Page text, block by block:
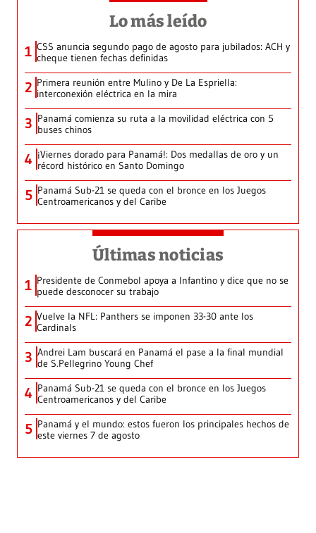
Lo más leído
1 CSS anuncia segundo pago de agosto para jubilados: ACH y
cheque tienen fechas definidas
2 Primera reunión entre Mulino y De La Espriella:
interconexión eléctrica en la mira
3 Panamá comienza su ruta a la movilidad eléctrica con 5
buses chinos
4 ¡Viernes dorado para Panamá!: Dos medallas de oro y un
récord histórico en Santo Domingo
5 Panamá Sub-21 se queda con el bronce en los Juegos
Centroamericanos y del Caribe
Últimas noticias
1 Presidente de Conmebol apoya a Infantino y dice que no se
puede desconocer su trabajo
2 Vuelve la NFL: Panthers se imponen 33-30 ante los
Cardinals
3 Andrei Lam buscará en Panamá el pase a la final mundial
de S.Pellegrino Young Chef
4 Panamá Sub-21 se queda con el bronce en los Juegos
Centroamericanos y del Caribe
5 Panamá y el mundo: estos fueron los principales hechos de
este viernes 7 de agosto